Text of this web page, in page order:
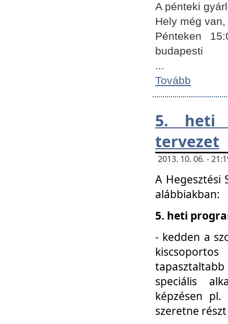
A pénteki
Hely még
Pénteken
budapesti
...
Tovább
5. heti
tervezet
2013. 10. 06. -
A Hegesztési
alábbiakban:
5. heti
- kedden a
speciális
képzésen
szeretne